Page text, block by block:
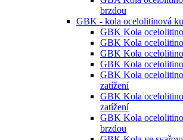
brzdou
GBK - kola ocelolitinová
GBK Kola
GBK Kola
GBK Kola
GBK Kola
GBK Kola
zatížení
GBK Kola
zatížení
GBK Kola
brzdou